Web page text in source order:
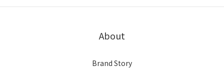
About
Brand Story